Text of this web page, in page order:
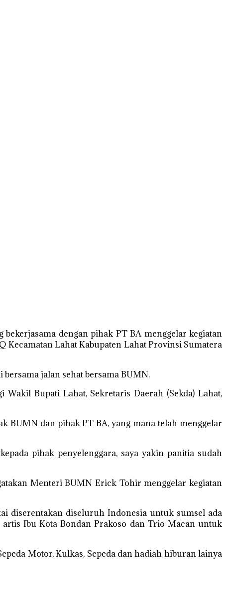
dengan pihak PT BA menggelar kegiatan
Kecamatan Lahat Kabupaten Lahat Provinsi Sumatera
jalan sehat bersama BUMN.
Bupati Lahat, Sekretaris Daerah (Sekda) Lahat,
BUMN dan pihak PT BA, yang mana telah menggelar
pihak penyelenggara, saya yakin panitia sudah
Menteri BUMN Erick Tohir menggelar kegiatan
diserentakan diseluruh Indonesia untuk sumsel ada
Ibu Kota Bondan Prakoso dan Trio Macan untuk
Motor, Kulkas, Sepeda dan hadiah hiburan lainya